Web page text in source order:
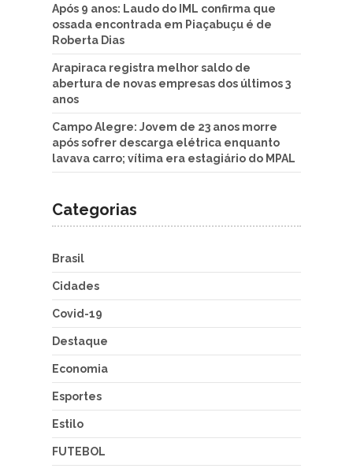
Após 9 anos: Laudo do IML confirma que
ossada encontrada em Piaçabuçu é de
Roberta Dias
Arapiraca registra melhor saldo de
abertura de novas empresas dos últimos 3
anos
Campo Alegre: Jovem de 23 anos morre
após sofrer descarga elétrica enquanto
lavava carro; vítima era estagiário do MPAL
Categorias
Brasil
Cidades
Covid-19
Destaque
Economia
Esportes
Estilo
FUTEBOL